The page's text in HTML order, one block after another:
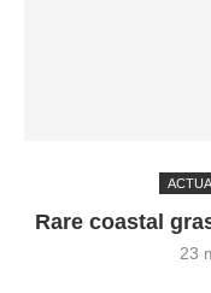
Rare coastal
23